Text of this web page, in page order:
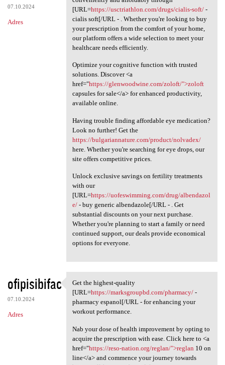
07.10.2024
Adres
[URL=https://usctriathlon.com/drugs/cialis-soft/-
cialis soft[/URL - . Whether you're looking to buy
your prescription from the comfort of your home,
our platform offers a wide selection to meet your
healthcare needs efficiently.
Optimize your cognitive function with trusted
solutions. Discover <a
href="https://glenwoodwine.com/zoloft/">zoloft
capsules for sale</a> for enhanced productivity,
available online.
Having trouble finding affordable eye medication?
Look no further! Get the
https://bulgariannature.com/product/nolvadex/
here. Whether you're searching for eye drops, our
site offers competitive prices.
Unlock exclusive savings on fertility treatments
with our
[URL=https://uofeswimming.com/drug/albendazol
e/- buy generic albendazole[/URL - . Get
substantial discounts on your next purchase.
Whether you're planning to start a family or need
continued support, our deals provide economical
options for everyone.
ofipisibifac
07.10.2024
Adres
Get the highest-quality [URL
Get the highest-quality
[URL=https://marksgroupbd.com/pharmacy/-
pharmacy espanol[/URL - for enhancing your
workout performance.
Nab your dose of health improvement by opting to
acquire the prescription with ease. Click here to <a
href="https://reso-nation.org/reglan/">reglan 10 on
line</a> and commence your journey towards